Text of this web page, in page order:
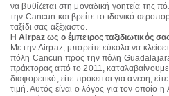
να βυθίζεται στη μοναδική γοητεία της
την Cancun και βρείτε το ιδανικό
ταξίδι σας αξέχαστο.
Η Airpaz ως ο έμπειρος ταξιδιωτικός
Με την Airpaz, μπορείτε εύκολα να
πόλη Cancun προς την πόλη Guadalajara.
πράκτορας από το 2011, καταλαβαίνουμε
διαφορετικό, είτε πρόκειται για άνεση,
τιμή. Αυτός είναι ο λόγος για τον οποίο